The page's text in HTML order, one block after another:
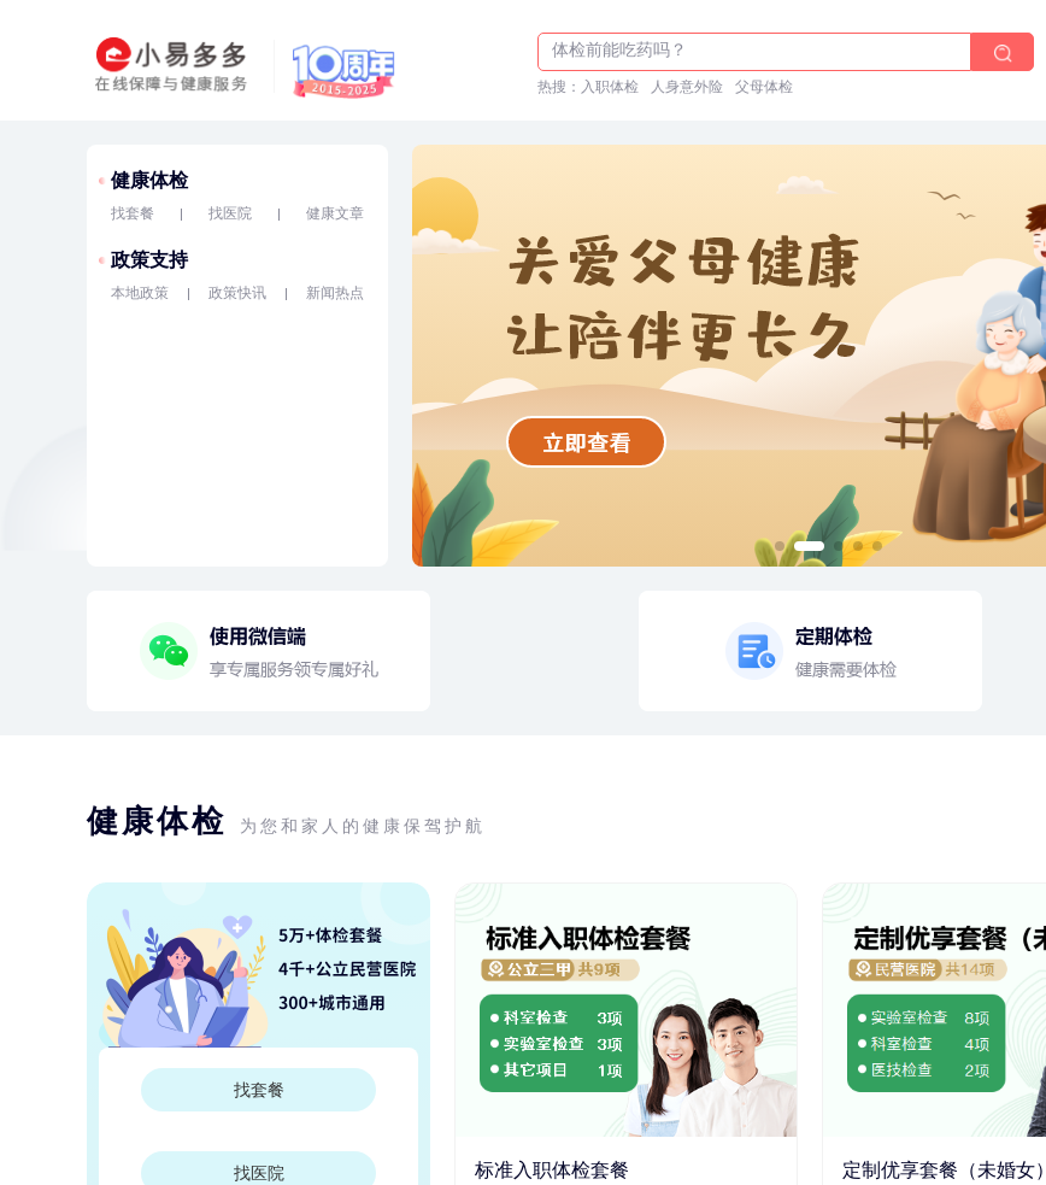
十大理由告诉你为什么要买保险
入职体检在线预约
热搜： 入职体检 人身意外险 父母体检
健康体检
找套餐 找医院 健康文章
政策支持
本地政策 政策快讯 新闻热点
健康体检 为您和家人的健康保驾护航
找套餐
找医院 标准入职体检套餐 定制优享套餐（未婚女）